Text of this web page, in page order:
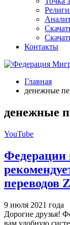
Контакты
Главная
денежные
денежные
YouTube
Федерации
переводов
9 июля 2021 года
Дорогие друзья!
вам удобную